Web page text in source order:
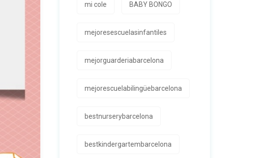
mi cole BABY BONGO
mejoresescuelasinfantiles
mejorguarderiabarcelona
mejorescuelabilingüebarcelona
bestnurserybarcelona
bestkindergartembarcelona